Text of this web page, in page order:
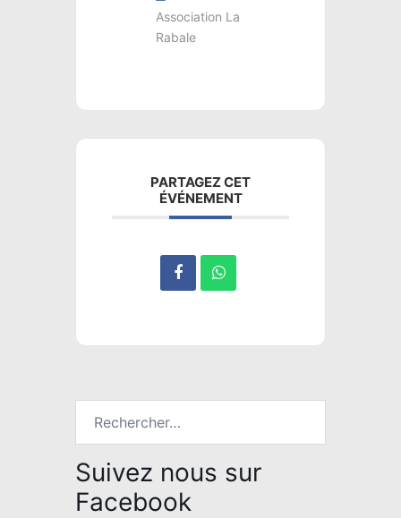
Association La
Rabale
PARTAGEZ CET
ÉVÉNEMENT
Suivez nous sur
Facebook